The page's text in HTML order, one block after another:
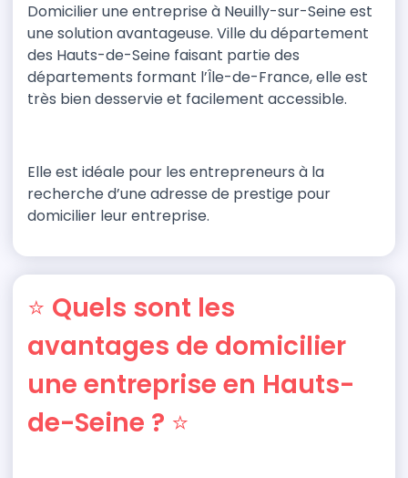
Domicilier une entreprise à Neuilly-sur-Seine est
une solutionavantageuse. Ville du département
des Hauts-de-Seine faisant partie des
départements formant l’Île-de-France, elle est
très bien desservie et facilement accessible.
Elle est idéale pour les entrepreneurs à la
recherche d’une adresse de prestige pour
domicilier leur entreprise.
⭐ Quels sont les
avantages de domicilier
une entreprise en Hauts-
de-Seine ? ⭐